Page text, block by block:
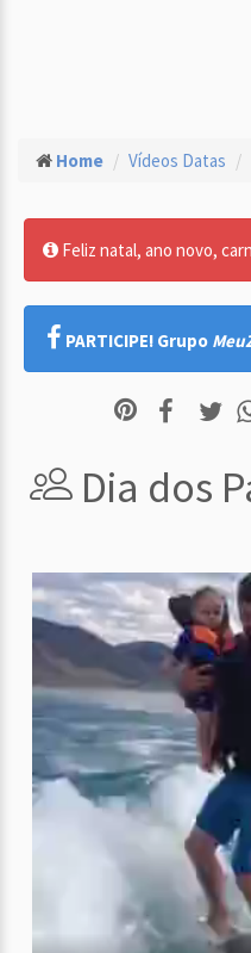
Home Vídeos Datas
Feliz natal, ano novo,
PARTICIPE! Grupo
Dia dos